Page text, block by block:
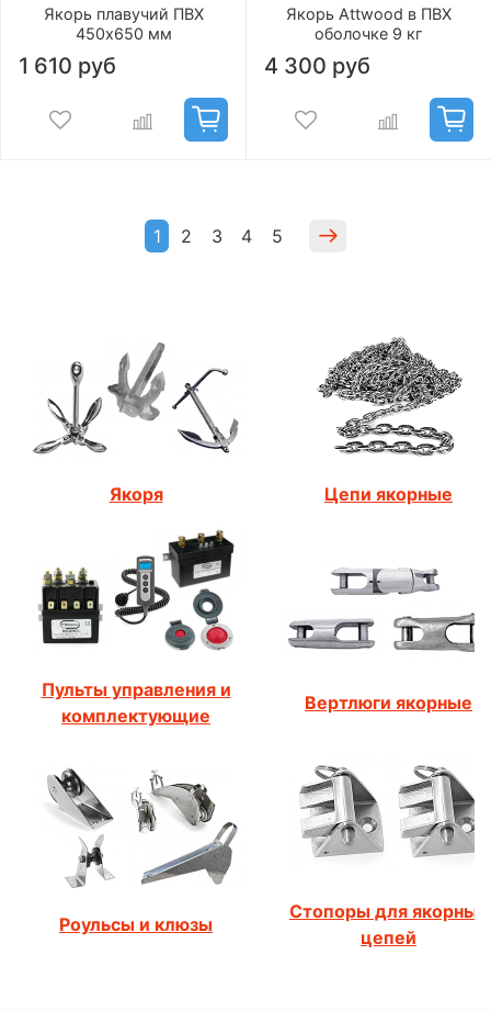
Якорь плавучий ПВХ
450х650 мм
1 610 руб
Якорь Attwood в ПВХ
оболочке 9 кг
4 300 руб
1 2 3 4 5
Якоря Цепи якорные
Пульты управления и
комплектующие
Вертлюги якорные
Роульсы и клюзы
Стопоры для якорных
цепей